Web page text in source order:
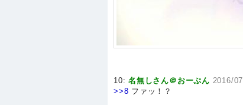
10:名無しさん＠おーぷん 2016/
>>8 ファッ！？